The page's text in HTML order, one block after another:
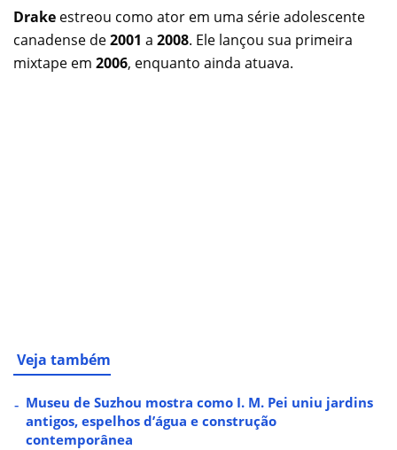
Drake estreou como ator em uma série adolescente
canadense de2001 a 2008. Ele lançou sua primeira
mixtape em 2006, enquanto ainda atuava.
Veja também
Museu de Suzhou mostra como I. M. Pei uniu jardins
antigos, espelhos d’água e construção
contemporânea